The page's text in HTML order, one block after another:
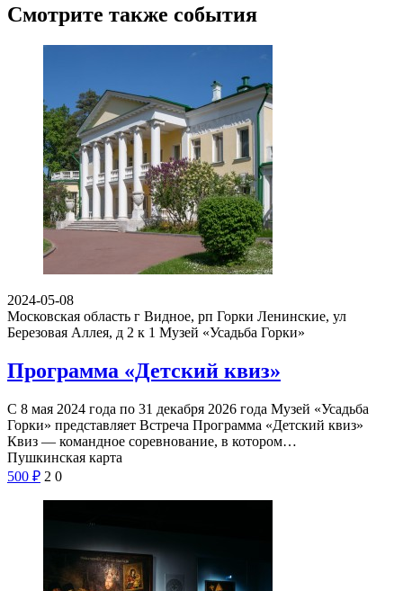
Смотрите также события
2024-05-08
Московская область г Видное, рп Горки Ленинские, ул
Березовая Аллея, д 2 к 1 Музей «Усадьба Горки»
Программа «Детский квиз»
С 8 мая 2024 года по 31 декабря 2026 года Музей «Усадьба
Горки» представляет Встреча Программа «Детский квиз»
Квиз — командное соревнование, в котором…
Пушкинская карта
500 ₽ 2 0